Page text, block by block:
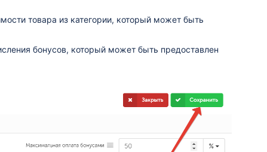
товара из категории, который может быть
бонусов, который может быть предоставлен